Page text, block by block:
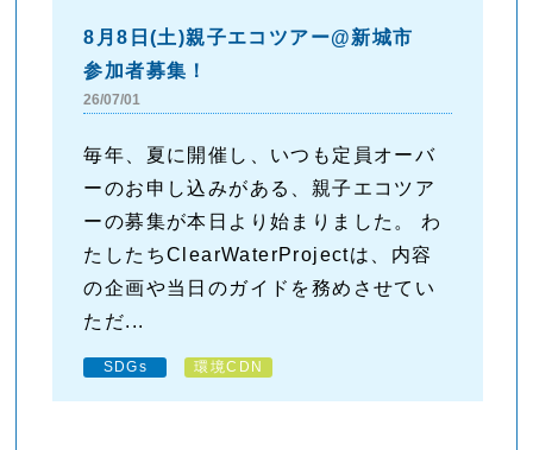
8月8日(土)親子エコツアー@新城市
参加者募集！
26/07/01
毎年、夏に開催し、いつも定員オーバ
ーのお申し込みがある、親子エコツア
ーの募集が本日より始まりました。 わ
たしたちClearWaterProjectは、内容
の企画や当日のガイドを務めさせてい
ただ...
SDGs 環境CDN